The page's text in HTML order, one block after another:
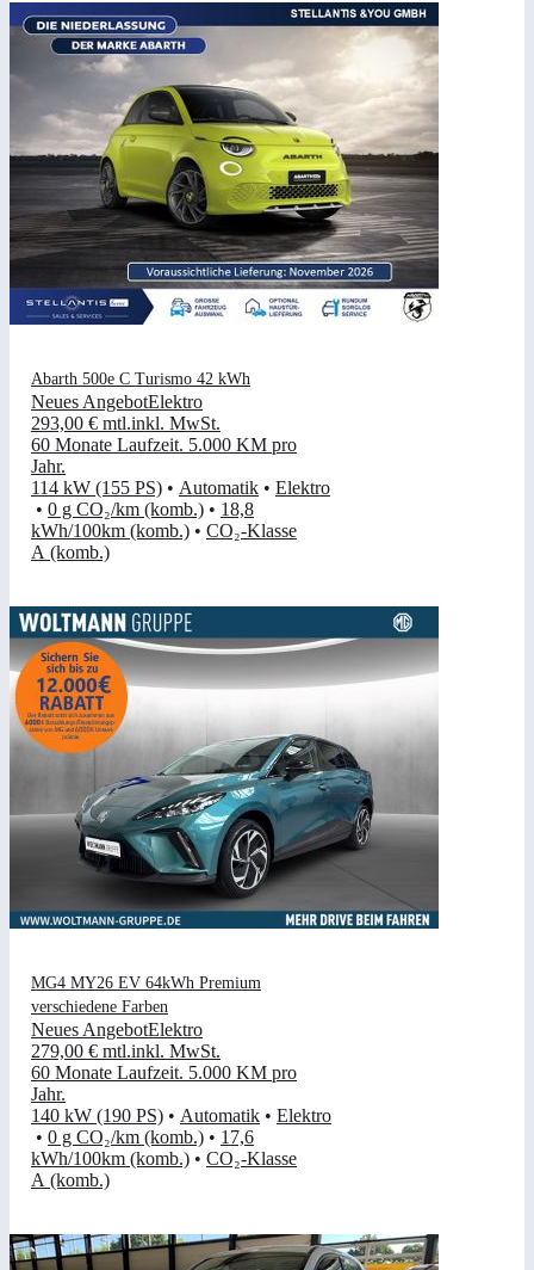
Abarth 500e C Turismo 42 kWh
Neues AngebotElektro
293,00 € mtl.inkl. MwSt.
60 Monate Laufzeit. 5.000 KM pro
Jahr.
114 kW (155 PS) • Automatik • Elektro
• 0 g CO₂/km (komb.) • 18,8
kWh/100km (komb.) • CO₂-Klasse
A (komb.)
MG4 MY26 EV 64kWh Premium
verschiedene Farben
Neues AngebotElektro
279,00 € mtl.inkl. MwSt.
60 Monate Laufzeit. 5.000 KM pro
Jahr.
140 kW (190 PS) • Automatik • Elektro
• 0 g CO₂/km (komb.) • 17,6
kWh/100km (komb.) • CO₂-Klasse
A (komb.)